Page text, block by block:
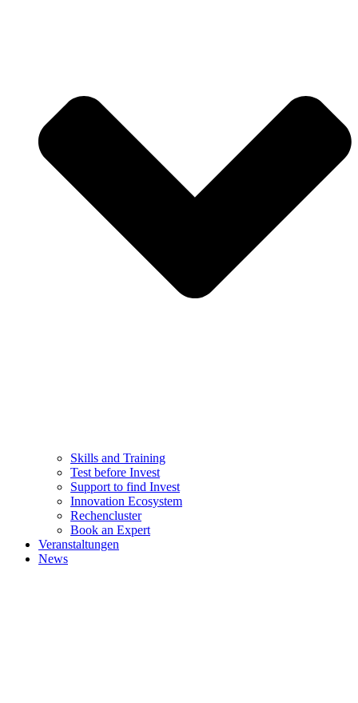
Skills and Training
Test before Invest
Support to find Invest
Innovation Ecosystem
Rechencluster​
Book an Expert
Veranstaltungen
News